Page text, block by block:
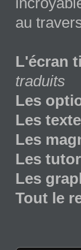
au
L'écran
traduits
Les
Les
Les
Les
Les
Tout le